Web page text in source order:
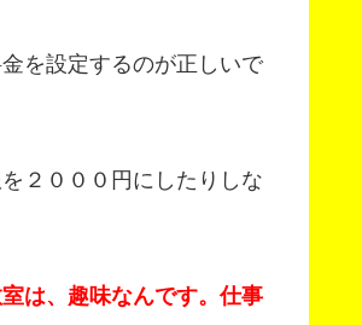
を設定するのが正しいで
２０００円にしたりしな
は、趣味なんです。仕事